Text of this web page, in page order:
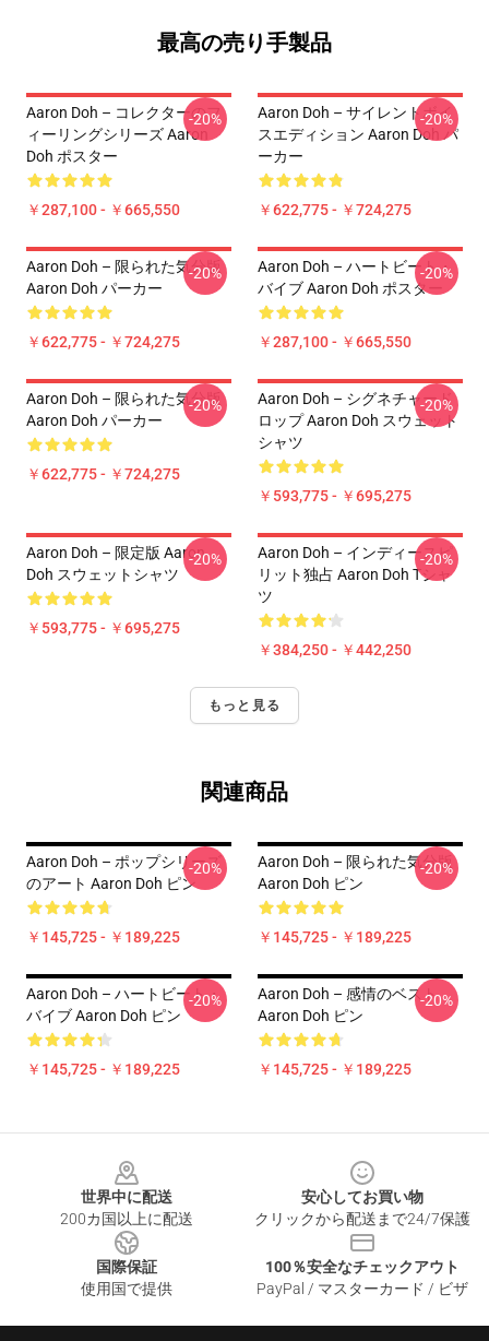
最高の売り手製品
Aaron Doh – コレクターのフ
ィーリングシリーズ Aaron
Doh ポスター
￥287,100 - ￥665,550
-20%
Aaron Doh – サイレントボイ
スエディション Aaron Doh パ
ーカー
￥622,775 - ￥724,275
-20%
Aaron Doh – 限られた気分版
Aaron Doh パーカー
￥622,775 - ￥724,275
-20%
Aaron Doh – ハートビート・
バイブ Aaron Doh ポスター
￥287,100 - ￥665,550
-20%
Aaron Doh – 限られた気分版
Aaron Doh パーカー
￥622,775 - ￥724,275
-20%
Aaron Doh – シグネチャード
ロップ Aaron Doh スウェット
シャツ
￥593,775 - ￥695,275
-20%
Aaron Doh – 限定版 Aaron
Doh スウェットシャツ
￥593,775 - ￥695,275
-20%
Aaron Doh – インディースピ
リット独占 Aaron Doh Tシャ
ツ
￥384,250 - ￥442,250
-20%
もっと見る
関連商品
Aaron Doh – ポップシリーズ
のアート Aaron Doh ピン
￥145,725 - ￥189,225
-20%
Aaron Doh – 限られた気分版
Aaron Doh ピン
￥145,725 - ￥189,225
-20%
Aaron Doh – ハートビート・
バイブ Aaron Doh ピン
￥145,725 - ￥189,225
-20%
Aaron Doh – 感情のベスト
Aaron Doh ピン
￥145,725 - ￥189,225
-20%
世界中に配送
200カ国以上に配送
安心してお買い物
クリックから配送まで24/7保護
国際保証
使用国で提供
100％安全なチェックアウト
PayPal / マスターカード / ビザ